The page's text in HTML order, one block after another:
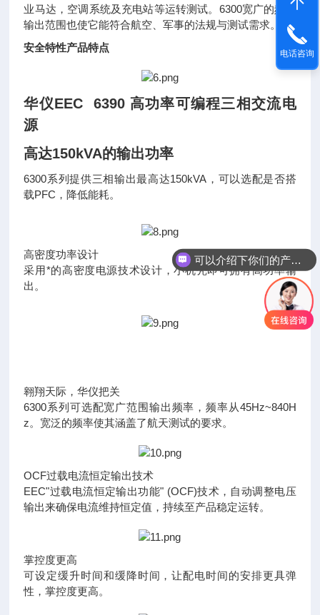
业马达，空调系统及充电站等运转测试。6300宽广的频率
输出范围也使它能符合航空、军事的法规与测试需求。
安全特性产品特点
华仪EEC 6390 高功率可编程三相交流电
源
高达150kVA的输出功率
6300系列提供三相输出最高达150kVA，可以选配是否搭
载PFC，降低能耗。
高密度功率设计
采用*的高密度电源技术设计，小机壳即可拥有高功率输
出。
翱翔天际，华仪把关
6300系列可选配宽广范围输出频率，频率从45Hz~840H
z。宽泛的频率使其涵盖了航天测试的要求。
OCF过载电流恒定输出技术
EEC"过载电流恒定输出功能" (OCF)技术，自动调整电压
输出来确保电流维持恒定值，持续至产品稳定运转。
掌控度更高
可设定缓升时间和缓降时间，让配电时间的安排更具弹
性，掌控度更高。
电话咨询
可以介绍下你们的产品么